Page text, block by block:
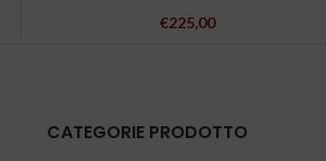
€225,00
CATEGORIE PRODOTTO